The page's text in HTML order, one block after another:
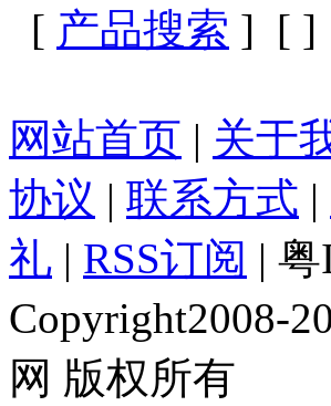
[ 产品搜索 ] [ ]
网站首页 | 关于
协议 | 联系方式 |
礼 | RSS订阅 |
Copyright2008-
网 版权所有